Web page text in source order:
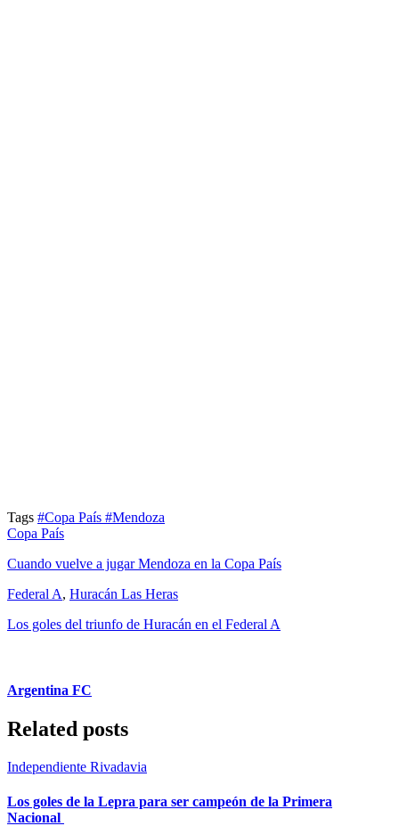
Tags #Copa País #Mendoza
Copa País
Cuando vuelve a jugar Mendoza en la Copa País
Federal A, Huracán Las Heras
Los goles del triunfo de Huracán en el Federal A
Argentina FC
Related posts
Independiente Rivadavia
Los goles de la Lepra para ser campeón de la Primera
Nacional